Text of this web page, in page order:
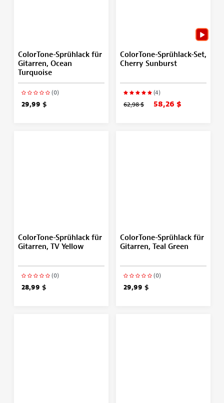
ColorTone-Sprühlack für
Gitarren, Ocean
Turquoise
(0)
29,99 $
ColorTone-Sprühlack-Set,
Cherry Sunburst
(4)
62,98 $ 58,26 $
ColorTone-Sprühlack für
Gitarren, TV Yellow
(0)
28,99 $
ColorTone-Sprühlack für
Gitarren, Teal Green
(0)
29,99 $